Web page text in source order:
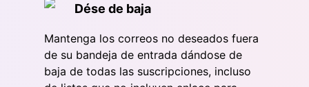
Dése de baja
Mantenga los correos no deseados fuera
de su bandeja de entrada dándose de
baja de todas las suscripciones, incluso